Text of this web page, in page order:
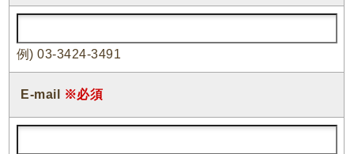
例) 03-3424-3491
E-mail ※必須